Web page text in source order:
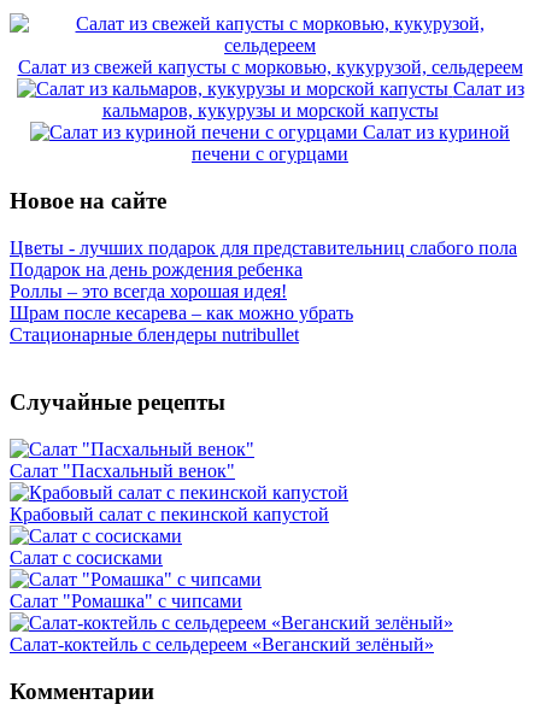
Салат из свежей капусты с морковью, кукурузой, сельдереем
Салат из
кальмаров, кукурузы и морской капусты
Салат из куриной
печени с огурцами
Новое на сайте
Цветы - лучших подарок для представительниц слабого пола
Подарок на день рождения ребенка
Роллы – это всегда хорошая идея!
Шрам после кесарева – как можно убрать
Стационарные блендеры nutribullet
Случайные рецепты
Салат "Пасхальный венок"
Крабовый салат с пекинской капустой
Салат с сосисками
Салат "Ромашка" с чипсами
Салат-коктейль с сельдереем «Веганский зелёный»
Комментарии